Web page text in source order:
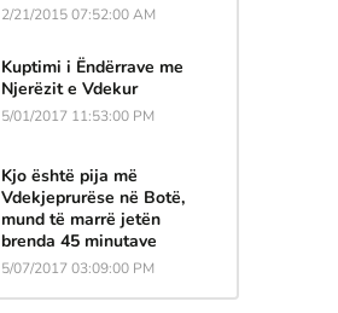
2/21/2015 07:52:00 AM
Kuptimi i Ëndërrave me
Njerëzit e Vdekur
5/01/2017 11:53:00 PM
Kjo është pija më
Vdekjeprurëse në Botë,
mund të marrë jetën
brenda 45 minutave
5/07/2017 03:09:00 PM